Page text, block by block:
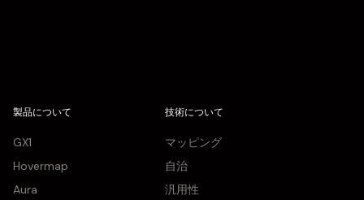
製品について
GX1
Hovermap
Aura
技術について
マッピング
自治
汎用性